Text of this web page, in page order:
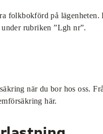
folkbokförd på
rubriken ”Lgh nr”.
när du bor hos oss.
här.